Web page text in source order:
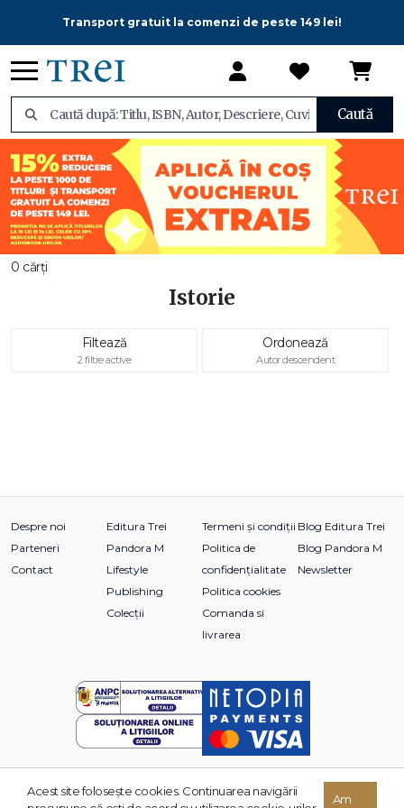
Transport gratuit la comenzi de peste 149 lei!
Caută
0 cărți
Istorie
Filtează
2 filtre active
Ordonează
Autor descendent
Despre noi
Parteneri
Contact
Editura Trei
Pandora M
Lifestyle
Publishing
Colecții
Termeni și condiții
Politica de
confidențialitate
Politica cookies
Comanda si
livrarea
Blog Editura Trei
Blog Pandora M
Newsletter
© 2026 Grupul Editorial TREI. Toate drepturile rezervate.
Acest site foloseşte cookies. Continuarea navigării
Am